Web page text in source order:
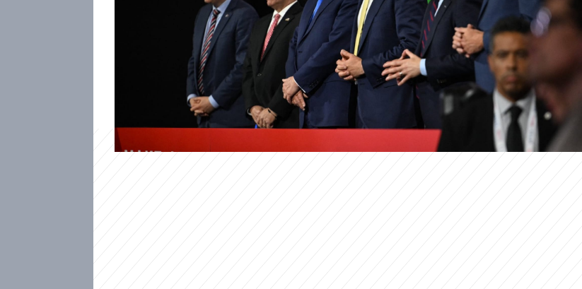
Spojenci amerického prezidenta Donalda Trumpa z Republikánské
strany varují před zapletením Spojených států do konfliktu na Ukrajině
a vyvíjejí na něj tlak. Ne ale všichni – část republikánských senátorů
dokonce volá po zavedení sankcí a tvrdším postupu USA, pokud si
Rusko nebude ochotné sednout k jednacímu stolu.